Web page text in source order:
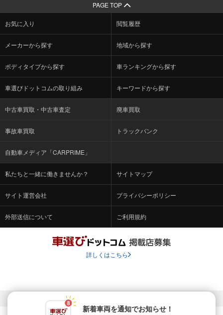
新着車両を通知でお知らせ！
PAGE TOP
お気に入り 閲覧履歴
メーカーから探す 地域から探す
ボディタイプから探す 車ランキングから探す
車選びドットコムの取り組み キーワードから探す
中古車買取・中古車査定 廃車買取
事故車買取 トラックバンク
自動車メディア「CARPRIME」
私たちと一緒に働きませんか？ サイトマップ
サイト運営会社 プライバシーポリシー
外部送信について ご利用規約
詳しくはこちら
© Fabrica Communications Co., LTD.